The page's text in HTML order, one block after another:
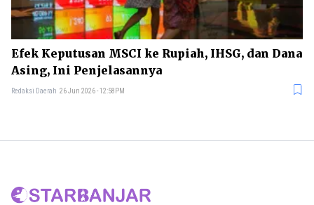
Efek Keputusan MSCI ke Rupiah, IHSG, dan Dana
Asing, Ini Penjelasannya
Redaksi Daerah 26 Jun 2026 - 12:58PM